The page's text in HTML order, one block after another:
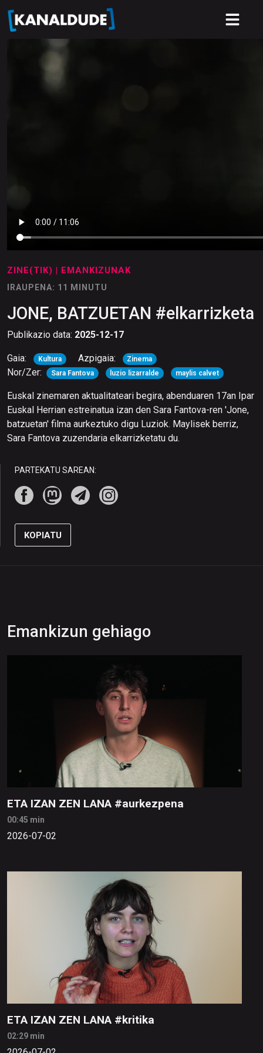
ZINE(TIK) | EMANKIZUNAK
IRAUPENA: 11 MINUTU
JONE, BATZUETAN #elkarrizketa
Publikazio data: 2025-12-17
Gaia: Kultura Azpigaia: Zinema
Nor/Zer: Sara Fantova luzio lizarralde maylis calvet
Euskal zinemaren aktualitateari begira, abenduaren 17an Ipar
Euskal Herrian estreinatua izan den Sara Fantova-ren 'Jone,
batzuetan' filma aurkeztuko digu Luziok. Maylisek berriz,
Sara Fantova zuzendaria elkarrizketatu du.
PARTEKATU SAREAN:
KOPIATU
Emankizun gehiago
ETA IZAN ZEN LANA #aurkezpena
00:45 min
2026-07-02
ETA IZAN ZEN LANA #kritika
02:29 min